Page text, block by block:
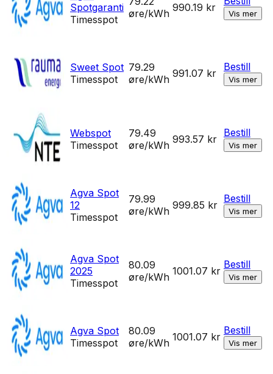
Spotgaranti
Timesspot
øre/kWh 990.19 kr Vis mer
Sweet Spot
Timesspot
79.29
øre/kWh 991.07 kr
Bestill
Vis mer
Webspot
Timesspot
79.49
øre/kWh 993.57 kr
Bestill
Vis mer
Agva Spot
12
Timesspot
79.99
øre/kWh 999.85 kr
Bestill
Vis mer
Agva Spot
2025
Timesspot
80.09
øre/kWh 1001.07 kr
Bestill
Vis mer
Agva Spot
Timesspot
80.09
øre/kWh 1001.07 kr
Bestill
Vis mer